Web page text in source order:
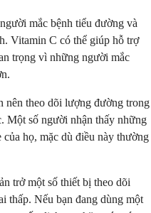
mắc bệnh tiểu đường và
Vitamin C có thể giúp hỗ trợ
trọng vì những người mắc
nên theo dõi lượng đường trong
Một số người nhận thấy những
họ, mặc dù điều này thường
trở một số thiết bị theo dõi
thấp. Nếu bạn đang dùng một